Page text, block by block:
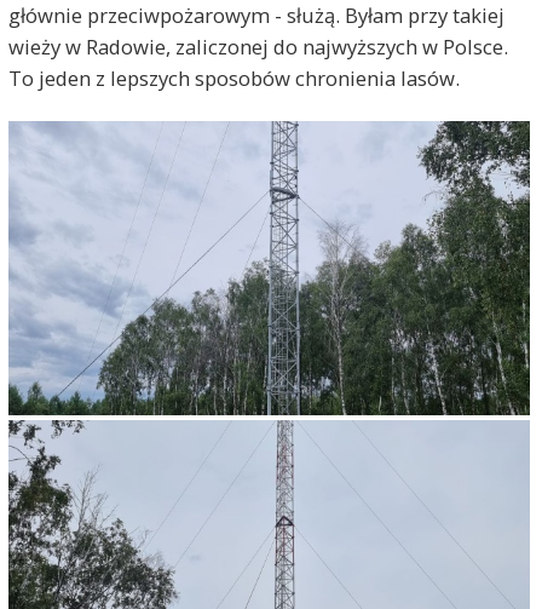
głównie przeciwpożarowym - służą. Byłam przy takiej
wieży w Radowie, zaliczonej do najwyższych w Polsce.
To jeden z lepszych sposobów chronienia lasów.